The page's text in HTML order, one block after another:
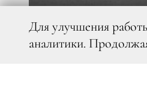
Для улучшения
аналитики.